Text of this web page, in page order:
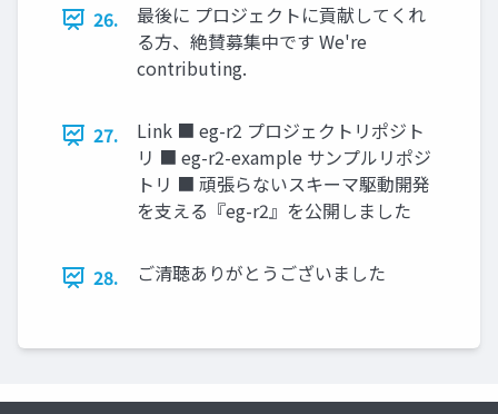
26.
最後に プロジェクトに貢献してくれ
る方、絶賛募集中です We're
contributing.
27.
Link ■ eg-r2 プロジェクトリポジト
リ ■ eg-r2-example サンプルリポジ
トリ ■ 頑張らないスキーマ駆動開発
を支える『eg-r2』を公開しました
28. ご清聴ありがとうございました